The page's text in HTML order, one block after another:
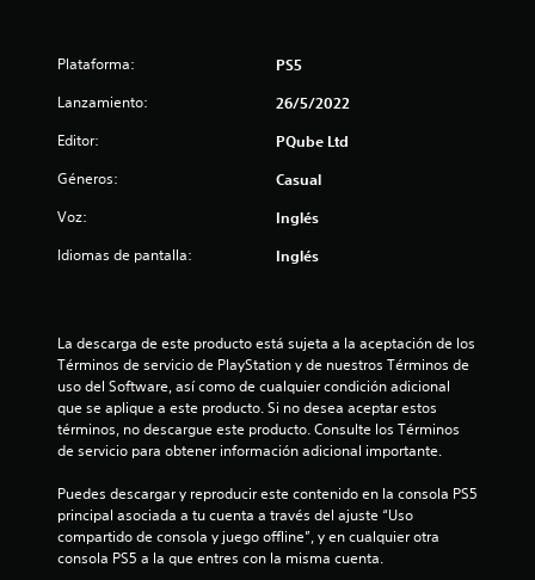
s
Plataforma: PS5
Lanzamiento: 26/5/2022
Editor: PQube Ltd
Géneros: Casual
Voz: Inglés
Idiomas de pantalla: Inglés
La descarga de este producto está sujeta a la aceptación de los
Términos de servicio de PlayStation y de nuestros Términos de
uso del Software, así como de cualquier condición adicional
que se aplique a este producto. Si no desea aceptar estos
términos, no descargue este producto. Consulte los Términos
de servicio para obtener información adicional importante.
Puedes descargar y reproducir este contenido en la consola PS5
principal asociada a tu cuenta a través del ajuste “Uso
compartido de consola y juego offline”, y en cualquier otra
consola PS5 a la que entres con la misma cuenta.